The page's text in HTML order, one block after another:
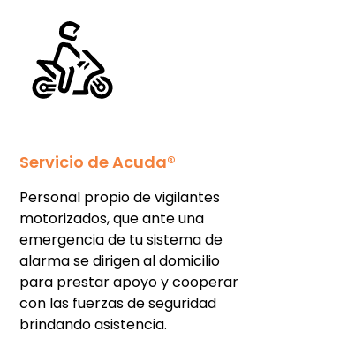
Servicio de Acuda®
Personal propio de vigilantes
motorizados, que ante una
emergencia de tu sistema de
alarma se dirigen al domicilio
para prestar apoyo y cooperar
con las fuerzas de seguridad
brindando asistencia.